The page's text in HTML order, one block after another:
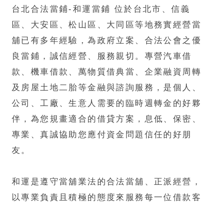
台北合法當鋪-和運當鋪 位於台北市、信義
區、大安區、松山區、大同區等地務實經營當
舖已有多年經驗，為政府立案、合法公會之優
良當鋪，誠信經營、服務親切。專營汽車借
款、機車借款、萬物質借典當、企業融資周轉
及房屋土地二胎等金融與諮詢服務，是個人、
公司、工廠、生意人需要的臨時週轉金的好夥
伴，為您規畫適合的借貸方案，息低、保密、
專業、真誠協助您應付資金問題信任的好朋
友。
和運是遵守當舖業法的合法當舖、正派經營，
以專業負責且積極的態度來服務每一位借款客